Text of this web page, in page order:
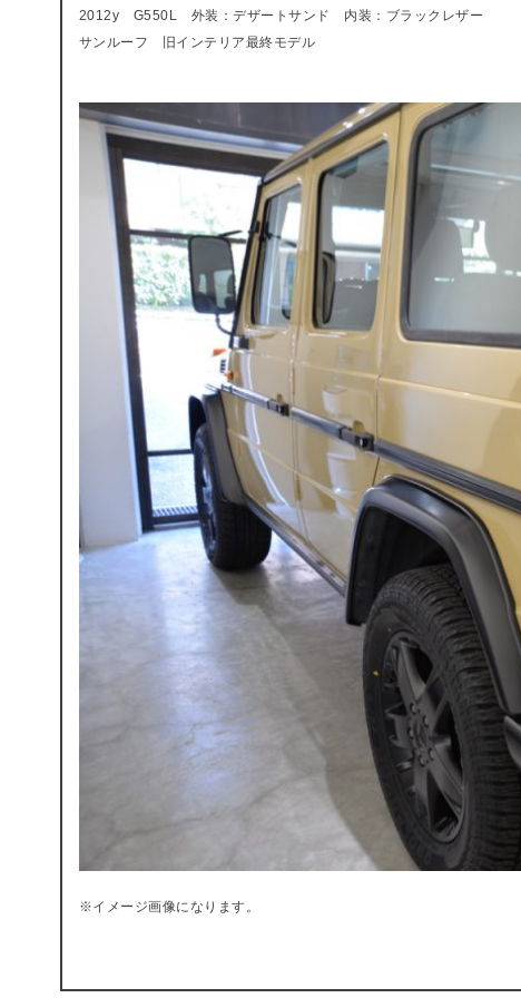
2012y G550L 外装：デザートサンド 内装：ブラックレザー
サンルーフ 旧インテリア最終モデル
※イメージ画像になります。